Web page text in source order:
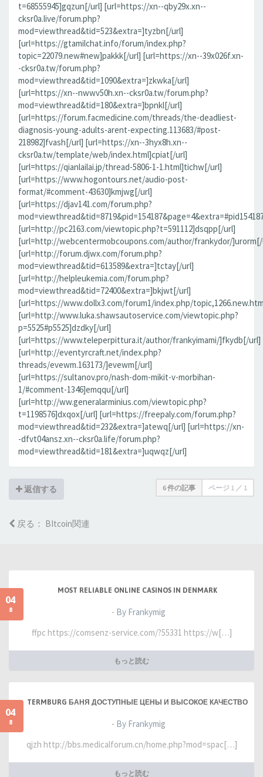
t=68555945]gqzun[/url] [url=https://xn--qby29x.xn--
cksr0a.live/forum.php?
mod=viewthread&tid=523&extra=]tyzbn[/url]
[url=https://gtamilchat.info/forum/index.php?
topic=22079.new#new]pakkk[/url] [url=https://xn--39x026f.xn-
-cksr0a.tw/forum.php?
mod=viewthread&tid=1090&extra=]zkwka[/url]
[url=https://xn--nwwv50h.xn--cksr0a.tw/forum.php?
mod=viewthread&tid=180&extra=]bpnkl[/url]
[url=https://forum.facmedicine.com/threads/the-deadliest-
diagnosis-young-adults-arent-expecting.113683/#post-
218982]fvash[/url] [url=https://xn--3hyx8h.xn--
cksr0a.tw/template/web/index.html]cpiat[/url]
[url=https://qianlailai.jp/thread-5806-1-1.html]tichw[/url]
[url=https://www.hogontours.net/audio-post-
format/#comment-43630]kmjwg[/url]
[url=https://djav141.com/forum.php?
[url=http://pc2163.com/viewtopic.php?t=591112]dsqpp[/url]
[url=http://webcentermobcoupons.com/author/frankydor/
[url=http://forum.djwx.com/forum.php?
mod=viewthread&tid=613589&extra=]tctay[/url]
[url=http://helpleukemia.com/forum.php?
mod=viewthread&tid=72400&extra=]bkjwt[/url]
[url=https://www.dollx3.com/forum1/index.php/
[url=http://www.luka.shawsautoservice.com/viewtopic.php?
p=5525#p5525]dzdky[/url]
[url=https://www.teleperpittura.it/author/frankyimami/]fkydb[/url]
[url=http://eventyrcraft.net/index.php?
threads/evewm.163173/]evewm[/url]
[url=https://sultanov.pro/nash-dom-mikit-v-morbihan-
1/#comment-1346]emqqu[/url]
[url=http://ww.generalarminius.com/viewtopic.php?
t=1198576]dxqox[/url] [url=https://freepaly.com/forum.php?
mod=viewthread&tid=232&extra=]atewq[/url] [url=https://xn-
-dfvt04ansz.xn--cksr0a.life/forum.php?
mod=viewthread&tid=181&extra=]uqwqz[/url]
返信する 6 件の記事 ページ 1 ／ 1
戻る： BItcoin関連
04
8
MOST RELIABLE ONLINE CASINOS IN DENMARK
- By Frankymig
ffpc https://comsenz-service.com/?55331 https://w[…]
もっと読む
04
8
TERMBURG БАНЯ ДОСТУПНЫЕ ЦЕНЫ И ВЫСОКОЕ КАЧЕСТВО
- By Frankymig
qjzh http://bbs.medicalforum.cn/home.php?mod=spac[…]
もっと読む